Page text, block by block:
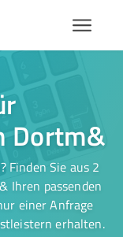
Dortm&
Finden Sie aus 2
Ihren passenden
einer Anfrage
erhalten.